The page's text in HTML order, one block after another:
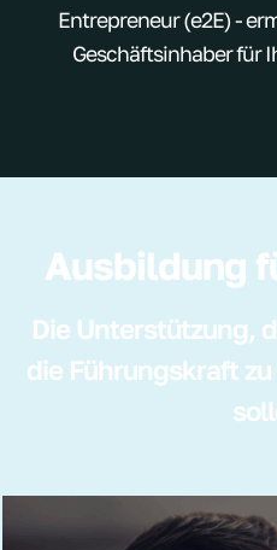
Entrepreneur (e2E) -
Geschäftsinhaber für
Ausbildung
Die Unterstützung,
die Führungskraft